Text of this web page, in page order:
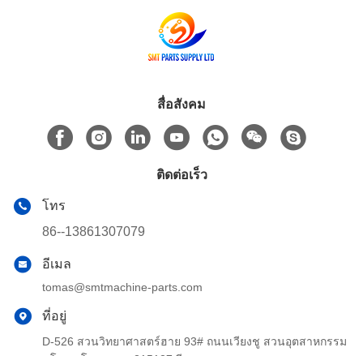
สื่อสังคม
ติดต่อเร็ว
โทร
86--13861307079
อีเมล
tomas@smtmachine-parts.com
ที่อยู่
D-526 สวนวิทยาศาสตร์ฮาย 93# ถนนเวียงชู สวนอุตสาหกรรม